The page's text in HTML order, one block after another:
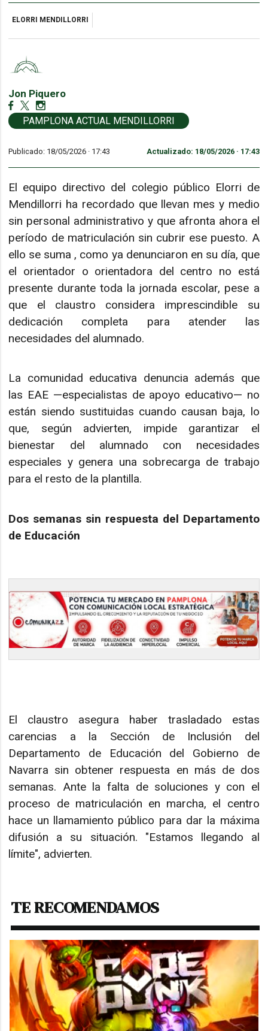
ELORRI MENDILLORRI
Jon Piquero
PAMPLONA ACTUAL MENDILLORRI
Publicado: 18/05/2026 · 17:43 Actualizado: 18/05/2026 · 17:43
El equipo directivo del colegio público Elorri de
Mendillorri ha recordado que llevan mes y medio
sin personal administrativo y que afronta ahora el
período de matriculación sin cubrir ese puesto. A
ello se suma , como ya denunciaron en su día, que
el orientador o orientadora del centro no está
presente durante toda la jornada escolar, pese a
que el claustro considera imprescindible su
dedicación completa para atender las
necesidades del alumnado.
La comunidad educativa denuncia además que
las EAE —especialistas de apoyo educativo— no
están siendo sustituidas cuando causan baja, lo
que, según advierten, impide garantizar el
bienestar del alumnado con necesidades
especiales y genera una sobrecarga de trabajo
para el resto de la plantilla.
Dos semanas sin respuesta del Departamento
de Educación
El claustro asegura haber trasladado estas
carencias a la Sección de Inclusión del
Departamento de Educación del Gobierno de
Navarra sin obtener respuesta en más de dos
semanas. Ante la falta de soluciones y con el
proceso de matriculación en marcha, el centro
hace un llamamiento público para dar la máxima
difusión a su situación. "Estamos llegando al
límite", advierten.
TE RECOMENDAMOS